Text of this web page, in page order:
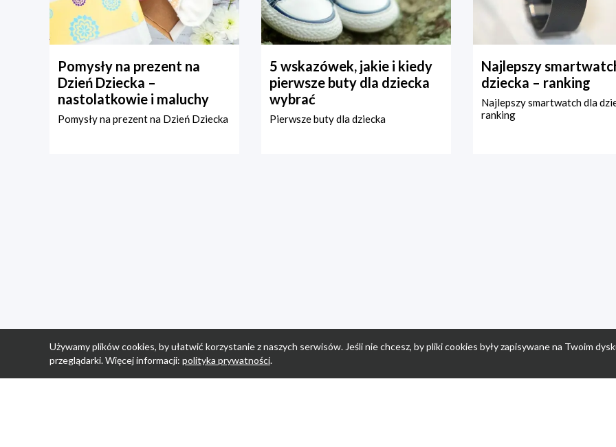
Pomysły na prezent na
Dzień Dziecka –
nastolatkowie i maluchy
Pomysły na prezent na Dzień Dziecka
5 wskazówek, jakie i kiedy
pierwsze buty dla dziecka
wybrać
Pierwsze buty dla dziecka
Najlepszy
dziecka – ranking
Najlepszy smartwatch dla
ranking
Używamy plików cookies, by ułatwić korzystanie z naszych serwisów. Jeśli nie chcesz, by pliki cookies były zapisywane na Twoim
przeglądarki. Więcej informacji: polityka prywatności.